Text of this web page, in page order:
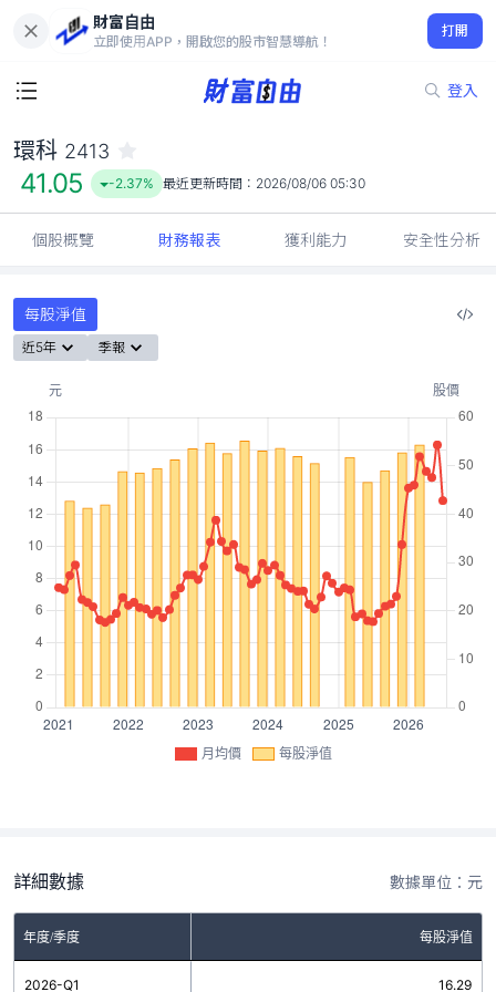
財富自由
立即使用APP，開啟您的股市智慧導航！
打開
登入
41.05
-2.37%
環科 2413
41.05 -2.37% 最近更新時間： 2026/08/06 05:30
個股概覽 財務報表 獲利能力 安全性分析
每股淨值
近5年 季報
月均價 每股淨值
詳細數據 數據單位：元
年度/季度 每股淨值
2026-Q1 16.29